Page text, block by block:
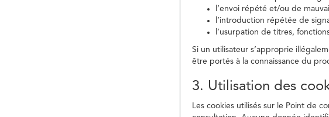
l’envoi répété et/ou de
l’introduction répétée de
l’usurpation de titres,
Si un utilisateur s’approprie
être portés à la connaissance du
3. Utilisation des
Les cookies utilisés sur le Point de